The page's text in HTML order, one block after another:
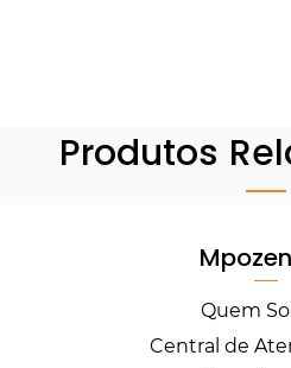
Produtos
Quem
Central de